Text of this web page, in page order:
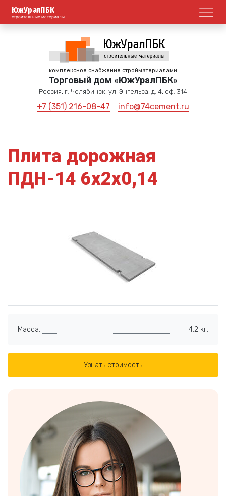
ЮжУралПБК
строительные материалы
комплексное снабжение стройматериалами
Торговый дом «ЮжУралПБК»
Россия, г. Челябинск, ул. Энгельса, д. 4, оф. 314
+7 (351) 216-08-47 info@74cement.ru
Плита дорожная
ПДН-14 6х2х0,14
Масса: 4.2 кг.
Узнать стоимость